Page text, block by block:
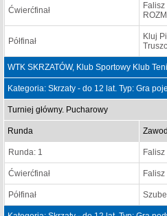
Ćwierćfinał
Półfinał
Kluj
WTK SKRZATÓW, Klub Sportowy Klub
Kategoria: Skrzaty - do 12 lat. Typ: Gra
Turniej główny. Pucharowy
Runda
Runda: 1
Ćwierćfinał
Półfinał